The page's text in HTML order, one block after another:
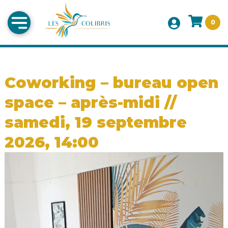
0
Coworking – bureau open
space – après-midi //
samedi, 19 septembre
2026, 14:00